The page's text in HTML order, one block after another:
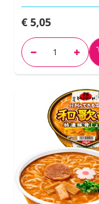
€ 5,05